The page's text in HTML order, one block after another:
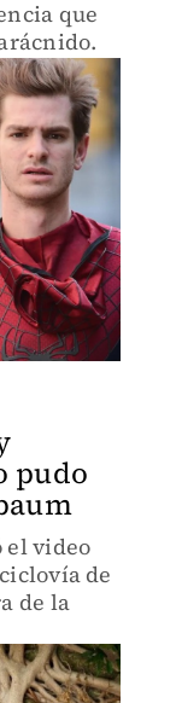
que
pudo
el video
de
de la